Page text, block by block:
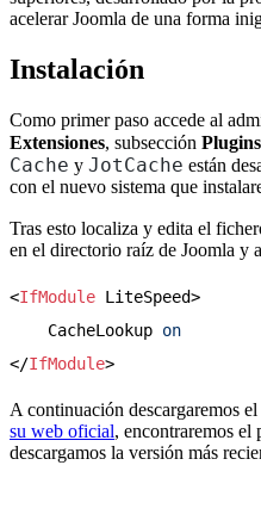
acelerar Joomla de una forma
Instalación
Como primer paso accede al
Extensiones, subsección Plugins
Cache y JotCache están
con el nuevo sistema que
Tras esto localiza y edita el
en el directorio raíz de Joomla y
<IfModule LiteSpeed>
    CacheLookup
on
</IfModule
A continuación descargaremos el
su web oficial, encontraremos el
descargamos la versión más